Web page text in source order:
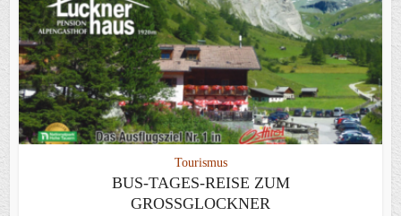
Tourismus
BUS-TAGES-REISE ZUM
GROSSGLOCKNER